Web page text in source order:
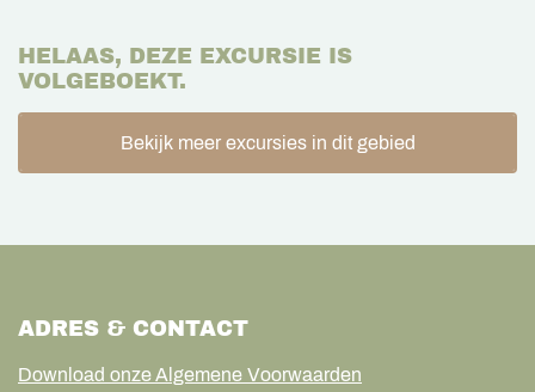
HELAAS, DEZE EXCURSIE IS
VOLGEBOEKT.
Bekijk meer excursies in dit gebied
ADRES & CONTACT
Download onze Algemene Voorwaarden